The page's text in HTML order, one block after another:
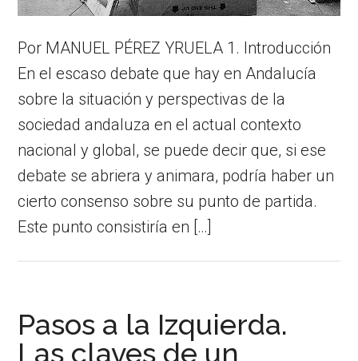
Por MANUEL PÉREZ YRUELA 1. Introducción
En el escaso debate que hay en Andalucía
sobre la situación y perspectivas de la
sociedad andaluza en el actual contexto
nacional y global, se puede decir que, si ese
debate se abriera y animara, podría haber un
cierto consenso sobre su punto de partida.
Este punto consistiría en […]
Pasos a la Izquierda.
Las claves de un